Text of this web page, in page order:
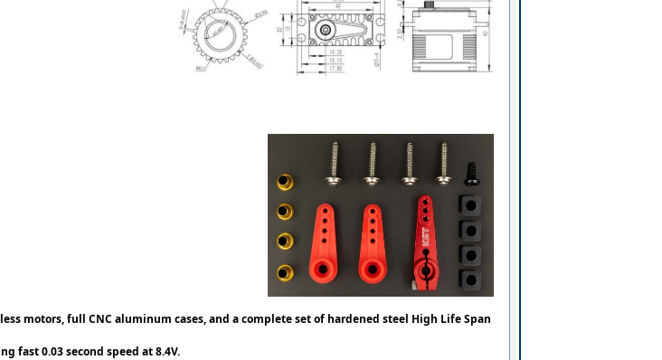
motors, full CNC aluminum cases, and a complete set of hardened steel High Life Span
fast 0.03 second speed at 8.4V.